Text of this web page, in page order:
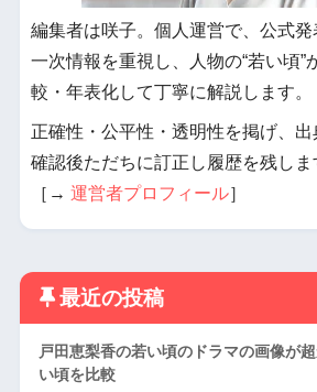
編集者は咲子。個人運営で、公式
一次情報を重視し、人物の“若い頃”
較・年表化して丁寧に解説します。
正確性・公平性・透明性を掲げ、
確認後ただちに訂正し履歴を残しま
［→ 運営者プロフィール］
最近の投稿
戸田恵梨香の若い頃のドラマの画像が
い頃を比較